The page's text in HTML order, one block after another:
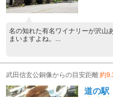
名の知れた有名ワイナリーが沢山
まいますよね。...
武田信玄公銅像からの目安距離約
道の駅